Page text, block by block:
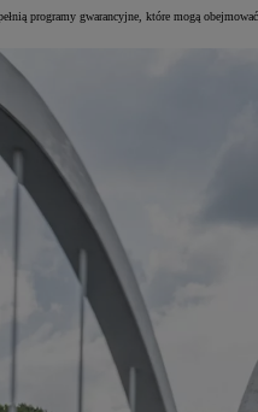
programy gwarancyjne, które mogą obejmować